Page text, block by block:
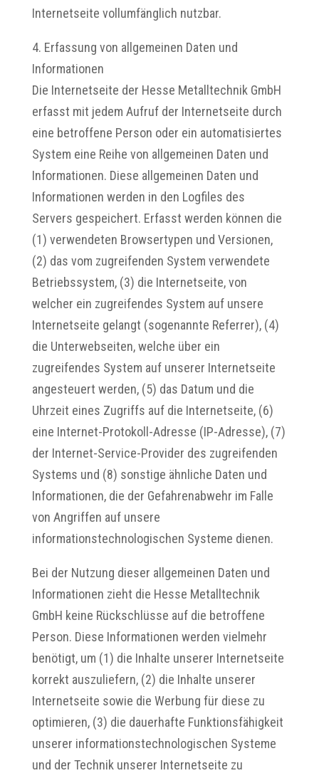
Internetseite vollumfänglich nutzbar.
4. Erfassung von allgemeinen Daten und
Informationen
Die Internetseite der Hesse Metalltechnik GmbH
erfasst mit jedem Aufruf der Internetseite durch
eine betroffene Person oder ein automatisiertes
System eine Reihe von allgemeinen Daten und
Informationen. Diese allgemeinen Daten und
Informationen werden in den Logfiles des
Servers gespeichert. Erfasst werden können die
(1) verwendeten Browsertypen und Versionen,
(2) das vom zugreifenden System verwendete
Betriebssystem, (3) die Internetseite, von
welcher ein zugreifendes System auf unsere
Internetseite gelangt (sogenannte Referrer), (4)
die Unterwebseiten, welche über ein
zugreifendes System auf unserer Internetseite
angesteuert werden, (5) das Datum und die
Uhrzeit eines Zugriffs auf die Internetseite, (6)
eine Internet-Protokoll-Adresse (IP-Adresse), (7)
der Internet-Service-Provider des zugreifenden
Systems und (8) sonstige ähnliche Daten und
Informationen, die der Gefahrenabwehr im Falle
von Angriffen auf unsere
informationstechnologischen Systeme dienen.
Bei der Nutzung dieser allgemeinen Daten und
Informationen zieht die Hesse Metalltechnik
GmbH keine Rückschlüsse auf die betroffene
Person. Diese Informationen werden vielmehr
benötigt, um (1) die Inhalte unserer Internetseite
korrekt auszuliefern, (2) die Inhalte unserer
Internetseite sowie die Werbung für diese zu
optimieren, (3) die dauerhafte Funktionsfähigkeit
unserer informationstechnologischen Systeme
und der Technik unserer Internetseite zu